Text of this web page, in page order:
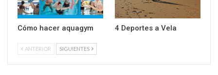
Cómo hacer aquagym 4 Deportes a Vela
ANTERIOR SIGUIENTES